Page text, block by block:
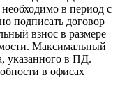
в период с
подписать договор
взнос в размере
Максимальный
указанного в ПД.
в офисах